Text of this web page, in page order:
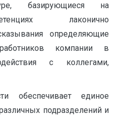
базирующиеся на
лаконично
определяющие
компании в
с коллегами,
обеспечивает единое
подразделений и